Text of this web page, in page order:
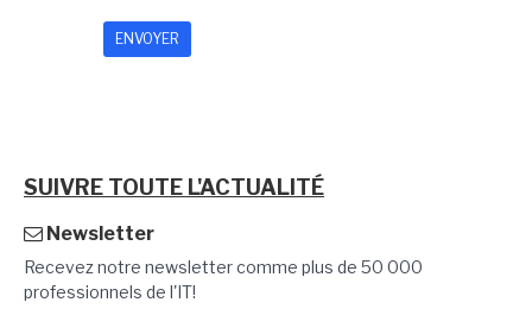
SUIVRE TOUTE L'ACTUALITÉ
Newsletter
Recevez notre newsletter comme plus de 50 000
professionnels de l'IT!